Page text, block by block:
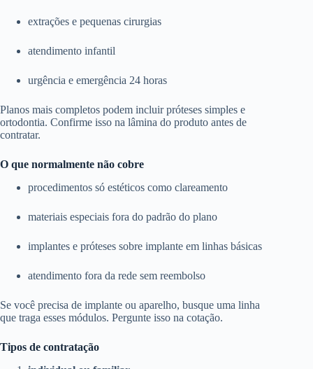
extrações e pequenas cirurgias
atendimento infantil
urgência e emergência 24 horas
Planos mais completos podem incluir próteses simples e
ortodontia. Confirme isso na lâmina do produto antes de
contratar.
O que normalmente não cobre
procedimentos só estéticos como clareamento
materiais especiais fora do padrão do plano
implantes e próteses sobre implante em linhas básicas
atendimento fora da rede sem reembolso
Se você precisa de implante ou aparelho, busque uma linha
que traga esses módulos. Pergunte isso na cotação.
Tipos de contratação